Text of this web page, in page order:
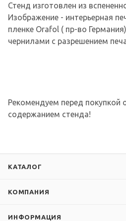
Стенд изготовлен из
Изображение - интерьерная
пленке Orafol ( пр-во
чернилами с разрешением
Рекомендуем перед покупкой
содержанием стенда!
КАТАЛОГ
КОМПАНИЯ
ИНФОРМАЦИЯ